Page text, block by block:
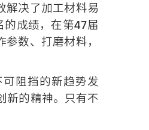
解决了加工材料易
成绩，在第47届
数、打磨材料，
阻挡的新趋势发
新的精神。只有不